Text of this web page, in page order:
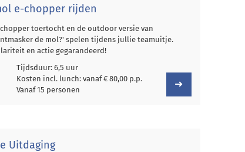
e-chopper rijden
chopper toertocht en de outdoor versie van
de mol?' spelen tijdens jullie teamuitje.
en actie gegarandeerd!
Tijdsduur: 6,5 uur
Kosten incl. lunch: vanaf € 80,00 p.p.
Vanaf 15 personen
Uitdaging